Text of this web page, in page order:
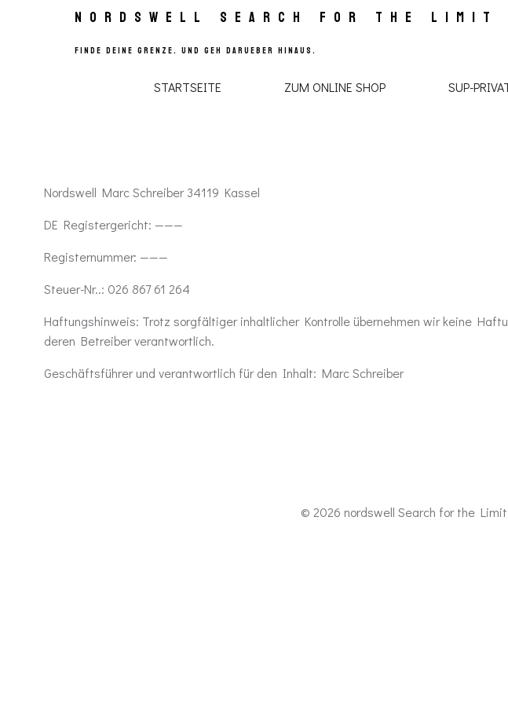
NORDSWELL SEARCH FOR THE LIMIT
Finde deine Grenze. Und geh darUeber hinaus.
STARTSEITE ZUM ONLINE SHOP SUP-
Nordswell Marc Schreiber 34119 Kassel
DE Registergericht: ———
Registernummer: ———
Steuer-Nr..: 026 867 61 264
Haftungshinweis: Trotz sorgfältiger inhaltlicher Kontrolle übernehmen wir keine
deren Betreiber verantwortlich.
Geschäftsführer und verantwortlich für den Inhalt: Marc Schreiber
© 2026 nordswell Search for the